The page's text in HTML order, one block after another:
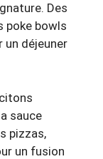
Des
poke bowls
déjeuner
sauce
pizzas,
un fusion